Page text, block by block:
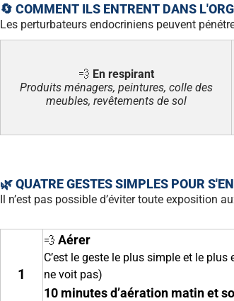
🔄 COMMENT ILS ENTRENT DANS
Les perturbateurs endocriniens peuvent
💨 En respirant
Produits ménagers, peintures, colle des
meubles, revêtements de sol
🌿 QUATRE GESTES SIMPLES POUR
Il n’est pas possible d’éviter toute exposition
1
💨Aérer
C’est le geste le plus simple et le
ne voit pas)
10 minutes d’aération matin et